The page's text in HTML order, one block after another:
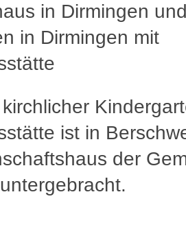
in Dirmingen
in Dirmingen mit
ist in
der